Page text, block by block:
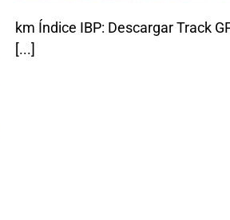
km Índice IBP: Descargar Track
[...]